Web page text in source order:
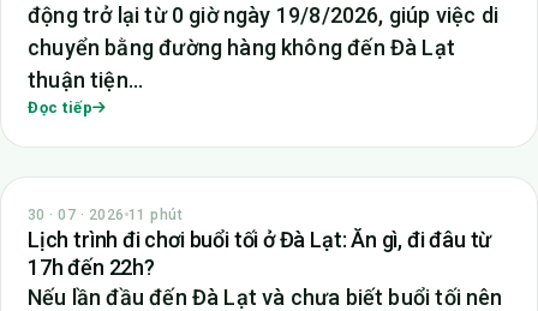
động trở lại từ 0 giờ ngày 19/8/2026, giúp việc di
chuyển bằng đường hàng không đến Đà Lạt
thuận tiện…
Đọc tiếp
TIN TỨC
30 · 07 · 2026 11 phút
Lịch trình đi chơi buổi tối ở Đà Lạt: Ăn gì, đi đâu từ
17h đến 22h?
Nếu lần đầu đến Đà Lạt và chưa biết buổi tối nên